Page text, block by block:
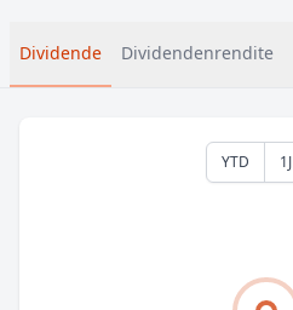
Dividende Dividendenrendite
YTD 1J